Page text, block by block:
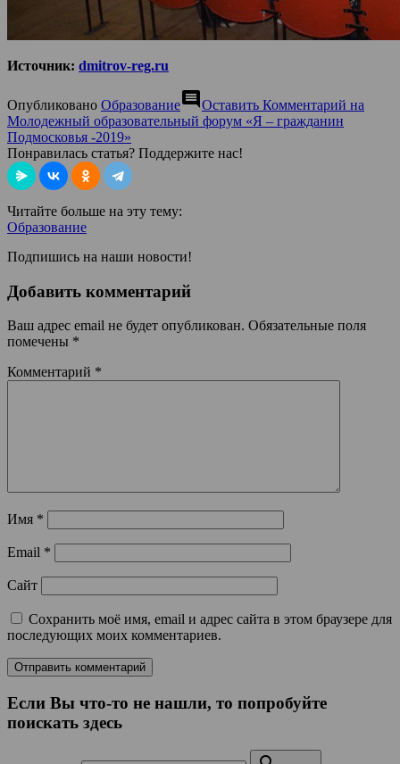
Источник: dmitrov-reg.ru
Опубликовано Образованиеcomment Оставить Комментарий на
Молодежный образовательный форум «Я – гражданин
Подмосковья -2019»
Понравилась статья? Поддержите нас!
Читайте больше на эту тему:
Образование
Подпишись на наши новости!
Добавить комментарий
Ваш адрес email не будет опубликован. Обязательные поля
помечены *
Комментарий *
Имя *
Email *
Сайт
Сохранить моё имя, email и адрес сайта в этом браузере для
последующих моих комментариев.
Если Вы что-то не нашли, то попробуйте
поискать здесь